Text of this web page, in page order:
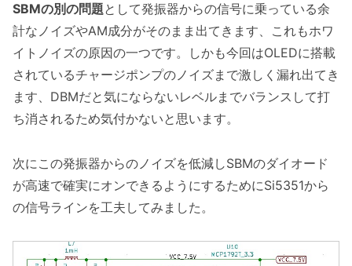
SBMの別の問題として発振器からの信号に乗っている余
計なノイズやAM成分がそのまま出てきます、これもホワ
イトノイズの原因の一つです。しかも今回はOLEDに搭載
されているチャージポンプのノイズまで激しく漏れ出てき
ます、DBMだと気にならないレベルまでバランスして打
ち消されるため気付かないと思います。
次にこの発振器からのノイズを低減しSBMのダイオード
が高速で確実にオンできるようにするためにSi5351から
の信号ラインを工夫してみました。